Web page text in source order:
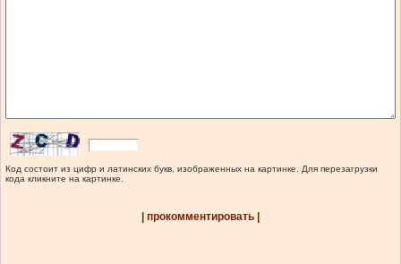
Код состоит из цифр и латинских букв, изображенных на картинке. Для перезагрузки
кода кликните на картинке.
| прокомментировать |